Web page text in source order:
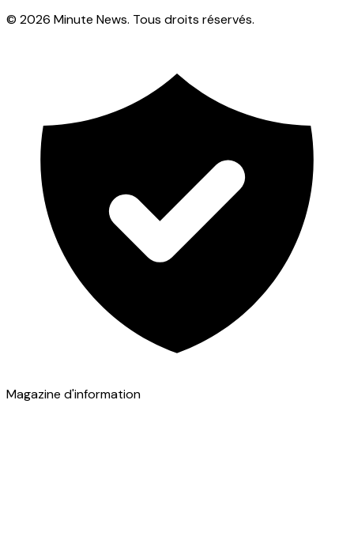
© 2026 Minute News. Tous droits réservés.
Magazine d'information